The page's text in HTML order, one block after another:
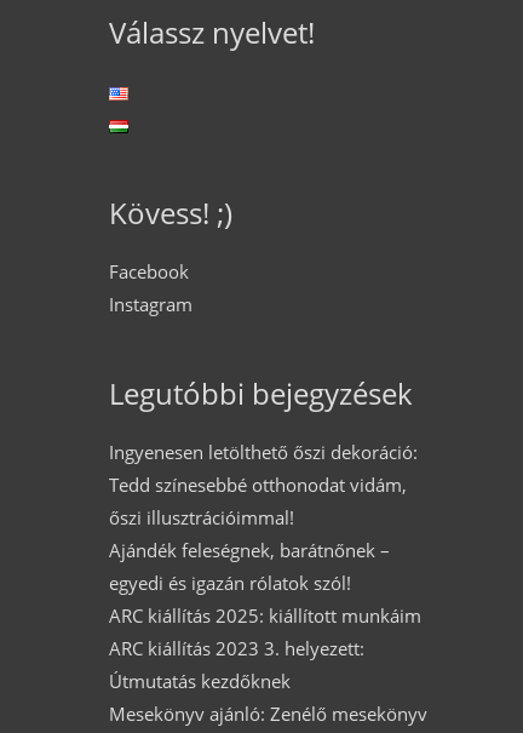
Válassz nyelvet!
Kövess! ;)
Facebook
Instagram
Legutóbbi bejegyzések
Ingyenesen letölthető őszi dekoráció:
Tedd színesebbé otthonodat vidám,
őszi illusztrációimmal!
Ajándék feleségnek, barátnőnek –
egyedi és igazán rólatok szól!
ARC kiállítás 2025: kiállított munkáim
ARC kiállítás 2023 3. helyezett:
Útmutatás kezdőknek
Mesekönyv ajánló: Zenélő mesekönyv